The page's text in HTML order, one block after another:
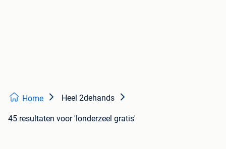
Home Heel 2dehands
45 resultaten voor 'londerzeel gratis'